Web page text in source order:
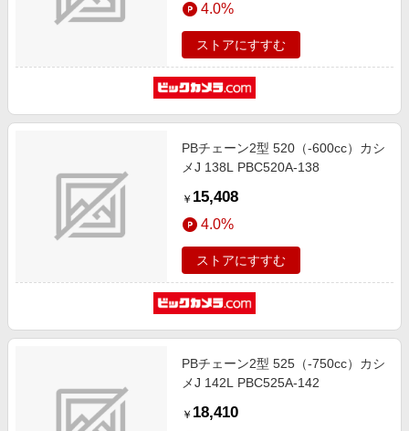
4.0%
ストアにすすむ
PBチェーン2型 520（-600cc）カシ
メJ 138L PBC520A-138
￥ 15,408
4.0%
ストアにすすむ
PBチェーン2型 525（-750cc）カシ
メJ 142L PBC525A-142
￥ 18,410